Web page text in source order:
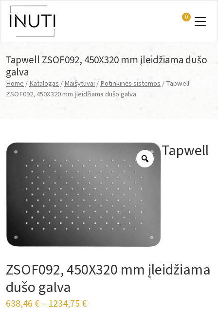
Main Navigation
0
Tapwell ZSOF092, 450X320 mm įleidžiama dušo
galva
Home/Katalogas/Maišytuvai/Potinkinės sistemos/ Tapwell
ZSOF092, 450X320 mm įleidžiama dušo galva
Tapwell
ZSOF092, 450X320 mm įleidžiama
dušo galva
638,46€– 1234,75€